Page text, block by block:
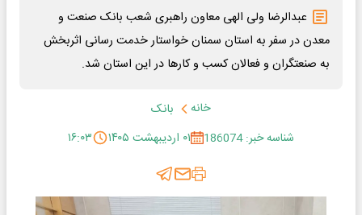
عبدالرضا ولی الهی معاون راهبری شعب بانک صنعت و
معدن در سفر به استان سمنان خواستار خدمت ‌رسانی اثربخش
به صنعتگران و فعالان کسب و کارها در این استان شد.
خانه
بانک
شناسه خبر: 186074
۰۱ اردیبهشت ۱۴۰۵ ۱۶:۰۳